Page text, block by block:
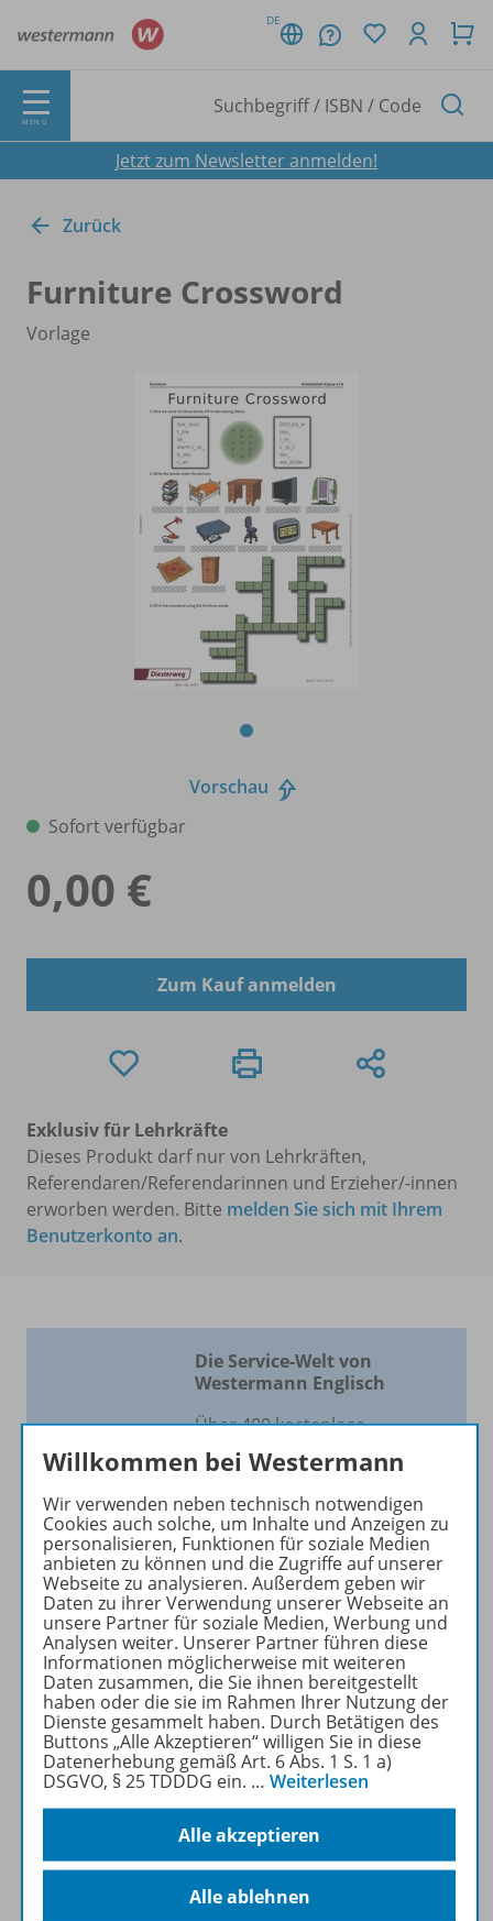
DE
MENÜ
Jetzt zum Newsletter anmelden!
Zurück
Furniture Crossword
Vorlage
Vorschau
Sofort verfügbar
0,00 €
Zum Kauf anmelden
Exklusiv für Lehrkräfte
Dieses Produkt darf nur von Lehrkräften,
Referendaren/Referendarinnen und Erzieher/-innen
erworben werden. Bitte melden Sie sich mit Ihrem
Benutzerkonto an.
Die Service-Welt von
Westermann Englisch
Über 400 kostenlose
Materialien für einen
vielfältigen
Englischunterricht:
Arbeitsblätter,
Kopiervorlagen, Videos und
Podcast-Episoden.
Mehr Informationen
Informationen
Beschreibung
Willkommen bei Westermann
Wir verwenden neben technisch notwendigen
Cookies auch solche, um Inhalte und Anzeigen zu
personalisieren, Funktionen für soziale Medien
anbieten zu können und die Zugriffe auf unserer
Webseite zu analysieren. Außerdem geben wir
Daten zu ihrer Verwendung unserer Webseite an
unsere Partner für soziale Medien, Werbung und
Analysen weiter. Unserer Partner führen diese
Informationen möglicherweise mit weiteren
Daten zusammen, die Sie ihnen bereitgestellt
haben oder die sie im Rahmen Ihrer Nutzung der
Dienste gesammelt haben. Durch Betätigen des
Buttons „Alle Akzeptieren“ willigen Sie in diese
Datenerhebung gemäß Art. 6 Abs. 1 S. 1 a)
DSGVO, § 25 TDDDG ein. … Weiterlesen
Alle akzeptieren
Alle ablehnen